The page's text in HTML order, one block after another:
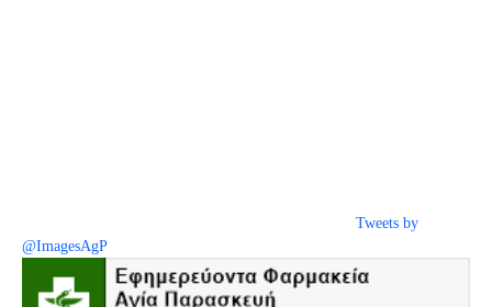
Tweets by
@ImagesAgP